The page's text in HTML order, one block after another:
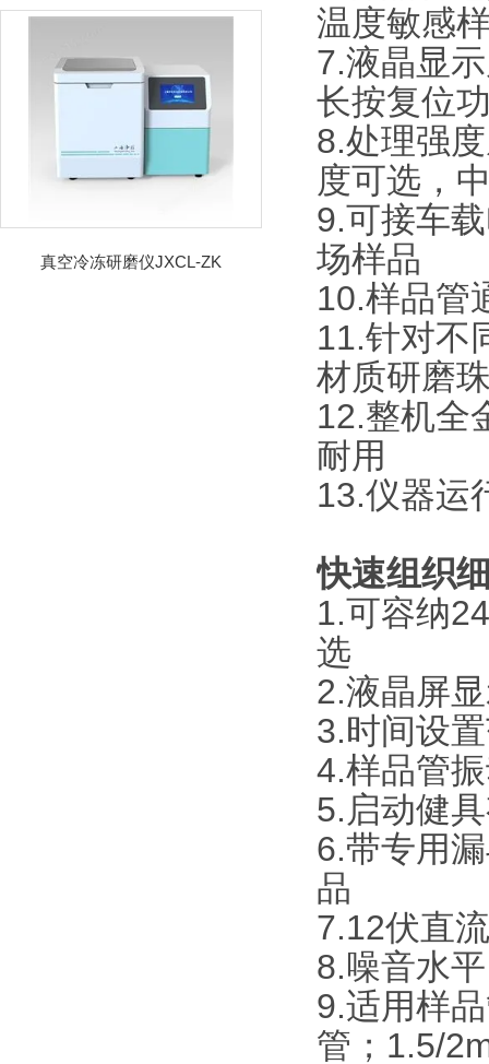
真空冷冻研磨仪JXCL-ZK
温度敏感
7.液晶显
长按复位
8.处理强
度可选，
9.可接车
场样品
10.样品管
11.针对不
材质研磨
12.整机全
耐用
13.仪器运
快速组织
1.可容纳
选
2.液晶屏
3.时间设
4.样品管
5.启动健
6.带专用
品
7.12伏直
8.噪音水
9.适用样
管；1.5/